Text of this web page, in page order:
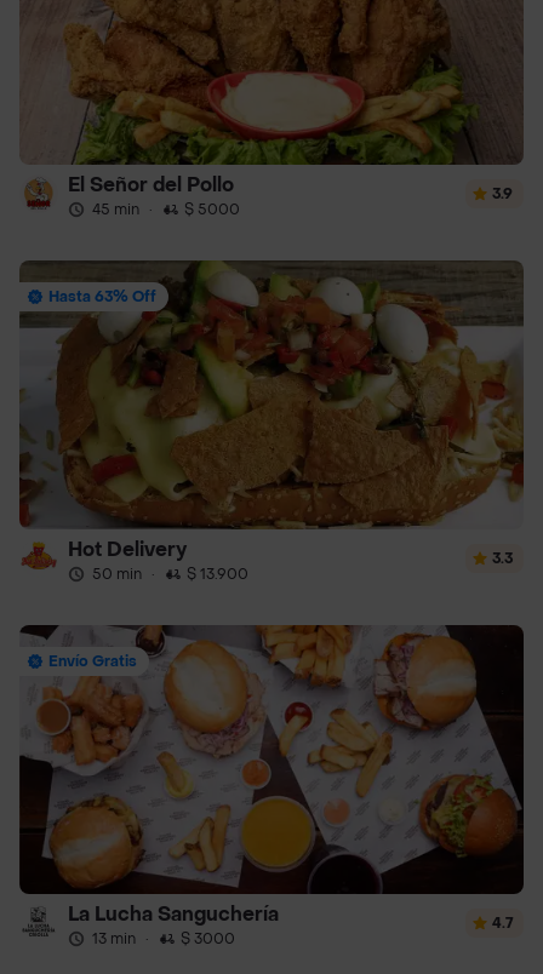
El Señor del Pollo
45 min · $ 5000
3.9
Hasta 63% Off
Hot Delivery
50 min · $ 13.900
3.3
Envío Gratis
La Lucha Sanguchería
13 min · $ 3000
4.7